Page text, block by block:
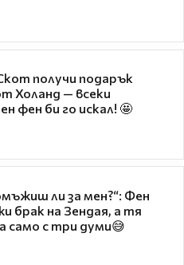
получи подарък
Холанд — всеки
фен би го искал! 🤩
ли за мен?“: Фен
брак на Зендая, а тя
само с три думи😅